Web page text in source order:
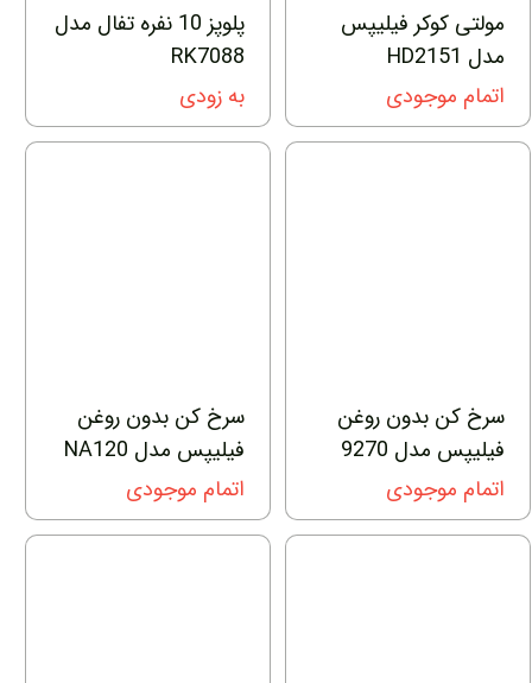
مولتی کوکر فیلیپس
مدل HD2151
اتمام موجودی
پلوپز 10 نفره تفال مدل
RK7088
به زودی
سرخ کن بدون روغن
فیلیپس مدل 9270
اتمام موجودی
سرخ کن بدون روغن
فیلیپس مدل NA120
اتمام موجودی